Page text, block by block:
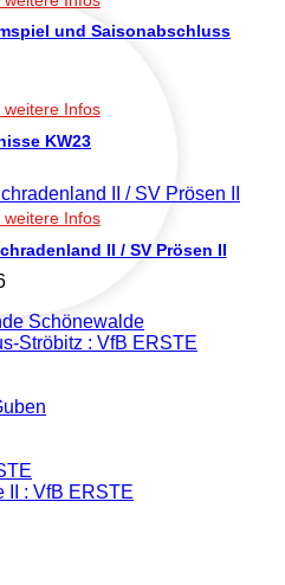
und Saisonabschluss
KW23
II /​ SV Prösen II
Schönewalde
Ströbitz : VfB ERSTE
II : VfB ERSTE